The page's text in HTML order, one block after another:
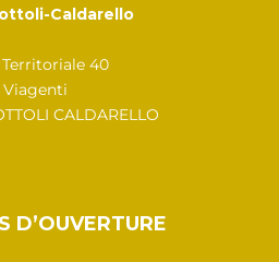
Caldarello
Territoriale 40
Viagenti
CALDARELLO
D’OUVERTURE